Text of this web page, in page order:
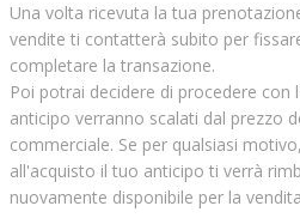
Una volta ricevuta la tua
vendite ti contatterà subito per
completare la transazione.
Poi potrai decidere di procedere con
anticipo verranno scalati dal prezzo
commerciale. Se per qualsiasi
all'acquisto il tuo anticipo ti verrà
nuovamente disponibile per la